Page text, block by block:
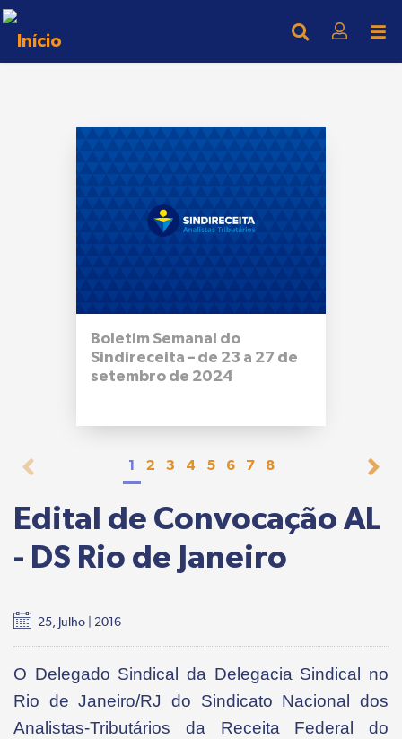
Boletim Semanal do
Sindireceita – de 23 a 27 de
setembro de 2024
1 2 3 4 5 6 7 8
Edital de Convocação AL
- DS Rio de Janeiro
25, Julho | 2016
O Delegado Sindical da Delegacia Sindical no
Rio de Janeiro/RJ do Sindicato Nacional dos
Analistas-Tributários da Receita Federal do